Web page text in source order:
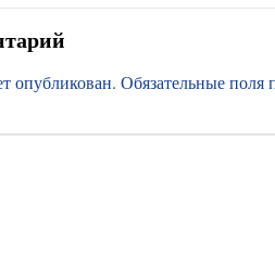
опубликован. Обязательные